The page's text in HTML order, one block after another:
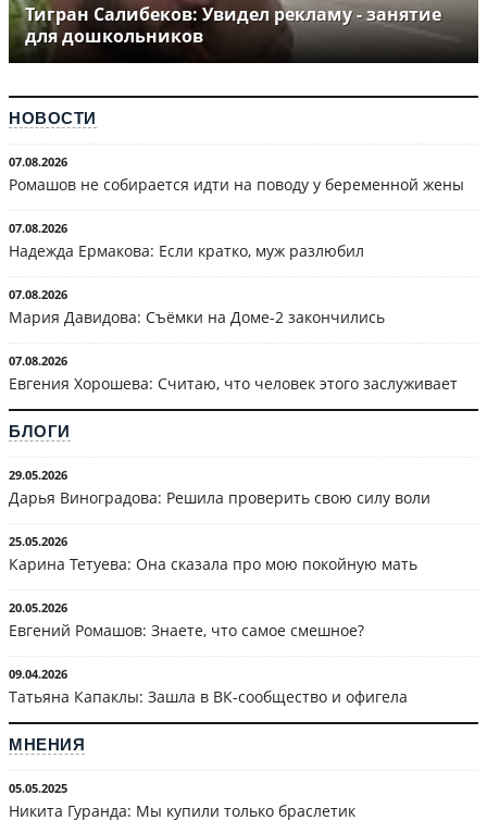
Тигран Салибеков: Увидел рекламу - занятие
для дошкольников
НОВОСТИ
07.08.2026
Ромашов не собирается идти на поводу у беременной жены
07.08.2026
Надежда Ермакова: Если кратко, муж разлюбил
07.08.2026
Мария Давидова: Съёмки на Доме-2 закончились
07.08.2026
Евгения Хорошева: Считаю, что человек этого заслуживает
БЛОГИ
29.05.2026
Дарья Виноградова: Решила проверить свою силу воли
25.05.2026
Карина Тетуева: Она сказала про мою покойную мать
20.05.2026
Евгений Ромашов: Знаете, что самое смешное?
09.04.2026
Татьяна Капаклы: Зашла в ВК-сообщество и офигела
МНЕНИЯ
05.05.2025
Никита Гуранда: Мы купили только браслетик